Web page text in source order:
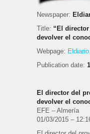
Newspaper:
Title: “El
devolver el
Webpage:
Publication date:
El director del
devolver el
EFE – Almería
01/03/2015 –